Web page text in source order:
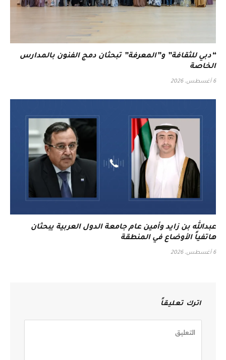
“دبي للثقافة” و”المعرفة” تبحثان دمج الفنون بالمدارس
الخاصة
6 أغسطس، 2026
عبدالله بن زايد وأمين عام جامعة الدول العربية يبحثان
هاتفياً الأوضاع في المنطقة
6 أغسطس، 2026
اترك تعليقاً